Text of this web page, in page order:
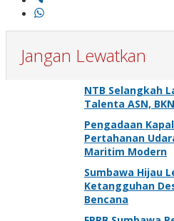
Jangan Lewatkan
NTB Selangkah
Talenta ASN,
Pengadaan
Pertahanan
Maritim Modern
Sumbawa Hijau
Ketangguhan
Bencana